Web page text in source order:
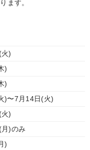
ます。
)
)
)
)〜7月14日(火)
)
)のみ
)